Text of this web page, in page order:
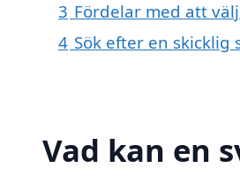
3 Fördelar med att
4 Sök efter en
Vad kan en